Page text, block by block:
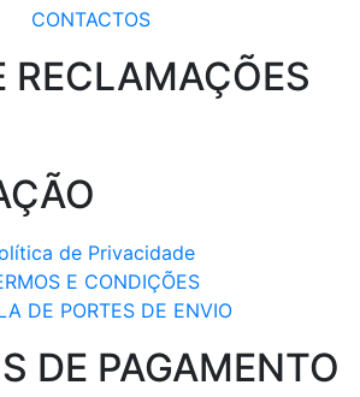
CONTACTOS
RECLAMAÇÕES
de Privacidade
E CONDIÇÕES
DE PORTES DE ENVIO
DE PAGAMENTO